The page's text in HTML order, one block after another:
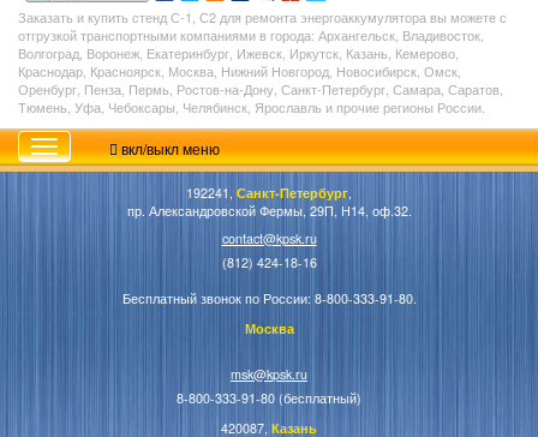
Заказать и купить стенд С-1, С2 для ремонта энергоаккумулятора вы можете с
отгрузкой транспортными компаниями в города: Архангельск, Владивосток,
Волгоград, Воронеж, Екатеринбург, Ижевск, Иркутск, Казань, Кемерово,
Краснодар, Красноярск, Москва, Нижний Новгород, Новосибирск, Омск,
Оренбург, Пенза, Пермь, Ростов-на-Дону, Санкт-Петербург, Самара, Саратов,
Тюмень, Уфа, Чебоксары, Челябинск, Ярославль и прочие регионы России.
вкл/выкл меню
192241, Санкт-Петербург,
пр. Александровской Фермы, 29П, Н14, оф.32.
contact@kpsk.ru
(812) 424-18-16
Бесплатный звонок по России: 8-800-333-91-80.
Москва
msk@kpsk.ru
8-800-333-91-80 (бесплатный)
420087, Казань